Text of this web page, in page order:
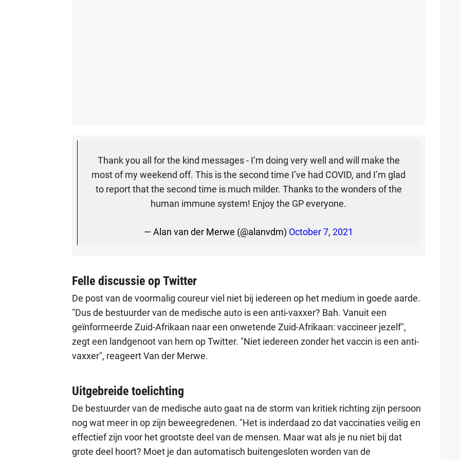
Thank you all for the kind messages - I’m doing very well and will make the
most of my weekend off. This is the second time I’ve had COVID, and I’m glad
to report that the second time is much milder. Thanks to the wonders of the
human immune system! Enjoy the GP everyone.
— Alan van der Merwe (@alanvdm) October 7, 2021
Felle discussie op Twitter
De post van de voormalig coureur viel niet bij iedereen op het medium in goede aarde.
"Dus de bestuurder van de medische auto is een anti-vaxxer? Bah. Vanuit een
geïnformeerde Zuid-Afrikaan naar een onwetende Zuid-Afrikaan: vaccineer jezelf",
zegt een landgenoot van hem op Twitter. "Niet iedereen zonder het vaccin is een anti-
vaxxer", reageert Van der Merwe.
Uitgebreide toelichting
De bestuurder van de medische auto gaat na de storm van kritiek richting zijn persoon
nog wat meer in op zijn beweegredenen. "Het is inderdaad zo dat vaccinaties veilig en
effectief zijn voor het grootste deel van de mensen. Maar wat als je nu niet bij dat
grote deel hoort? Moet je dan automatisch buitengesloten worden van de